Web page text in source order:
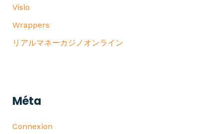
Visio
Wrappers
リアルマネーカジノオンライン
Méta
Connexion